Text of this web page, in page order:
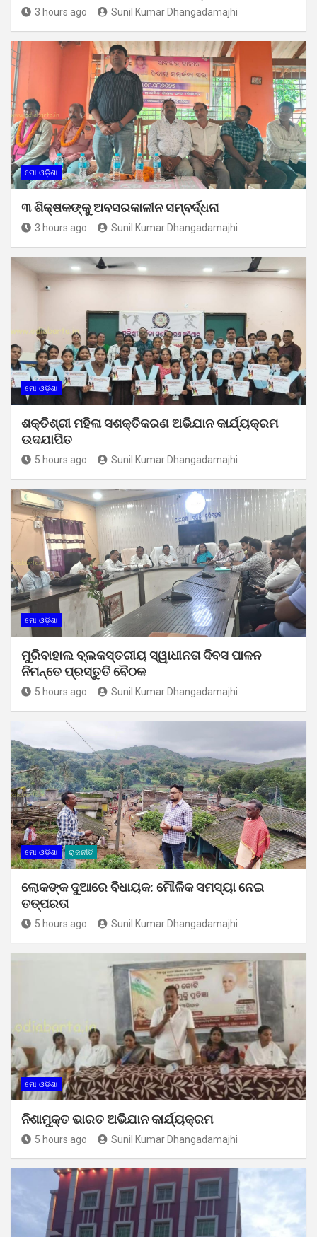
3 hours ago Sunil Kumar Dhangadamajhi
ମୋ ଓଡ଼ିଶା
୩ ଶିକ୍ଷକଙ୍କୁ ଅବସରକାଳୀନ ସମ୍ବର୍ଦ୍ଧନା
3 hours ago Sunil Kumar Dhangadamajhi
ମୋ ଓଡ଼ିଶା
ଶକ୍ତିଶ୍ରୀ ମହିଳା ସଶକ୍ତିକରଣ ଅଭିଯାନ କାର୍ଯ୍ୟକ୍ରମ
ଉଦଯାପିତ
5 hours ago Sunil Kumar Dhangadamajhi
ମୋ ଓଡ଼ିଶା
ମୁରିବାହାଲ ବ୍ଲକସ୍ତରୀୟ ସ୍ୱାଧୀନତା ଦିବସ ପାଳନ
ନିମନ୍ତେ ପ୍ରସ୍ତୁତି ବୈଠକ
5 hours ago Sunil Kumar Dhangadamajhi
ମୋ ଓଡ଼ିଶା ରାଜନୀତି
ଲୋକଙ୍କ ଦୁଆରେ ବିଧାୟକ: ମୌଳିକ ସମସ୍ୟା ନେଇ
ତତ୍ପରତା
5 hours ago Sunil Kumar Dhangadamajhi
ମୋ ଓଡ଼ିଶା
ନିଶାମୁକ୍ତ ଭାରତ ଅଭିଯାନ କାର୍ଯ୍ୟକ୍ରମ
5 hours ago Sunil Kumar Dhangadamajhi